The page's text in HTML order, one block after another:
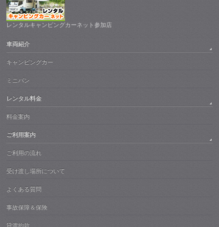
レンタルキャンピングカーネット参加店
車両紹介
キャンピングカー
ミニバン
レンタル料金
料金案内
ご利用案内
ご利用の流れ
受け渡し場所について
よくある質問
事故保障＆保険